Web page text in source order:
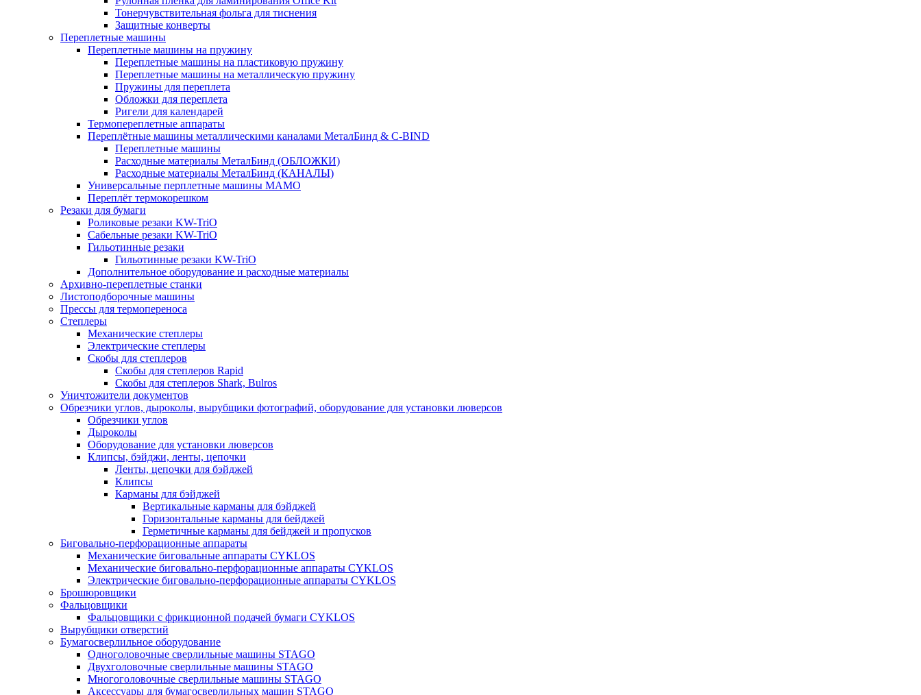
Тонерчувствительная фольга для тиснения
Защитные конверты
Переплетные машины
Переплетные машины на пружину
Переплетные машины на пластиковую пружину
Переплетные машины на металлическую пружину
Пружины для переплета
Обложки для переплета
Ригели для календарей
Термопереплетные аппараты
Переплётные машины металлическими каналами МеталБинд & C-BIND
Переплетные машины
Расходные материалы МеталБинд (ОБЛОЖКИ)
Расходные материалы МеталБинд (КАНАЛЫ)
Универсальные перплетные машины MAMO
Переплёт термокорешком
Резаки для бумаги
Роликовые резаки KW-TriO
Сабельные резаки KW-TriO
Гильотинные резаки
Гильотинные резаки KW-TriO
Дополнительное оборудование и расходные материалы
Архивно-переплетные станки
Листоподборочные машины
Прессы для термопереноса
Степлеры
Механические степлеры
Электрические степлеры
Скобы для степлеров
Скобы для степлеров Rapid
Скобы для степлеров Shark, Bulros
Уничтожители документов
Обрезчики углов, дыроколы, вырубщики фотографий, оборудование для установки люверсов
Обрезчики углов
Дыроколы
Оборудование для установки люверсов
Клипсы, бэйджи, ленты, цепочки
Ленты, цепочки для бэйджей
Клипсы
Карманы для бэйджей
Вертикальные карманы для бэйджей
Горизонтальные карманы для бейджей
Герметичные карманы для бейджей и пропусков
Биговально-перфорационные аппараты
Механические биговальные аппараты CYKLOS
Механические биговально-перфорационные аппараты CYKLOS
Электрические биговально-перфорационные аппараты CYKLOS
Брошюровщики
Фальцовщики
Фальцовщики с фрикционной подачей бумаги CYKLOS
Вырубщики отверстий
Бумагосверлильное оборудование
Одноголовочные сверлильные машины STAGO
Двухголовочные сверлильные машины STAGO
Многоголовочные сверлильные машины STAGO
Аксессуары для бумагосверлильных машин STAGO